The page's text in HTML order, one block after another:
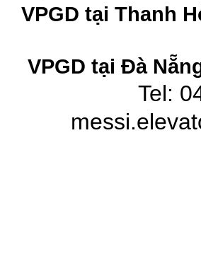
VPGD tại Thanh
VPGD tại Đà
Tel: